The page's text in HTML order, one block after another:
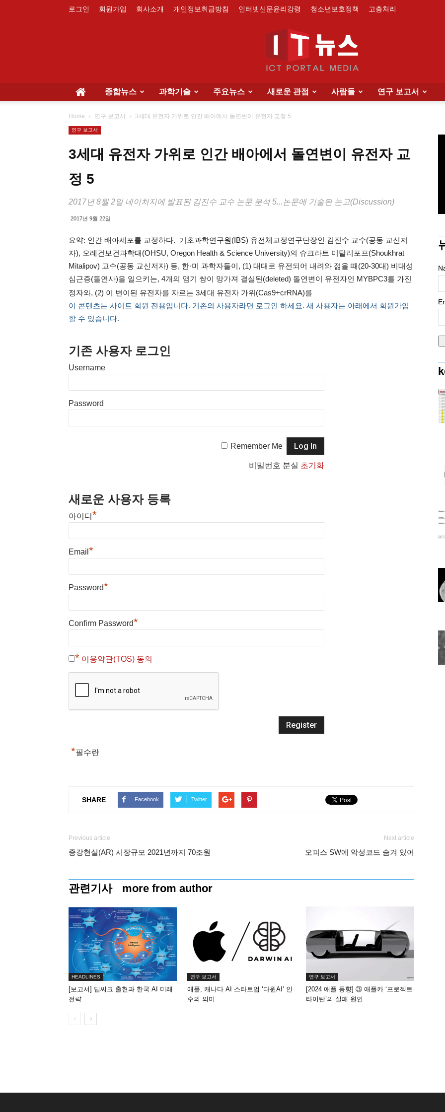
로그인 회원가입 회사소개 개인정보취급방침 인터넷신문윤리강령 청소년보호정책 고충처리
종합뉴스 과학기술 주요뉴스 새로운 관점 사람들 연구 보고서
Home 연구 보고서 3세대 유전자 가위로 인간 배아에서 돌연변이 유전자 교정 5
연구 보고서
3세대 유전자 가위로 인간 배아에서 돌연변이 유전자 교
정 5
2017년 8월 2일 네이처지에 발표된 김진수 교수 논문 분석 5...논문에 기술된 논고(Discussion)
2017년 9월 22일
요약: 인간 배아세포를 교정하다. 기초과학연구원(IBS) 유전체교정연구단장인 김진수 교수(공동 교신저
자), 오레건보건과학대(OHSU, Oregon Health & Science University)의 슈크라트 미탈리포프(Shoukhrat
Mitalipov) 교수(공동 교신저자) 등, 한·미 과학자들이, (1) 대대로 유전되어 내려와 젊을 때(20-30대) 비대성
심근증(돌연사)을 일으키는, 4개의 염기 쌍이 망가져 결실된(deleted) 돌연변이 유전자인 MYBPC3를 가진
정자와, (2) 이 변이된 유전자를 자르는 3세대 유전자 가위(Cas9+crRNA)를
이 콘텐츠는 사이트 회원 전용입니다. 기존의 사용자라면 로그인 하세요. 새 사용자는 아래에서 회원가입
할 수 있습니다.
기존 사용자 로그인
Username
Password
Remember Me
비밀번호 분실 초기화
새로운 사용자 등록
아이디 *
Email *
Password*
Confirm Password*
* 이용약관(TOS) 동의
*필수란
SHARE Facebook Twitter
Previous article
증강현실(AR) 시장규모 2021년까지 70조원
Next article
오피스 SW에 악성코드 숨겨 있어
관련기사 more from author
HEADLINES
[보고서] 딥씨크 출현과 한국 AI 미래
전략
연구 보고서
애플, 캐나다 AI 스타트업 ‘다윈AI’ 인
수의 의미
연구 보고서
[2024 애플 동향] ③ 애플카 ‘프로젝트
타이탄’의 실패 원인